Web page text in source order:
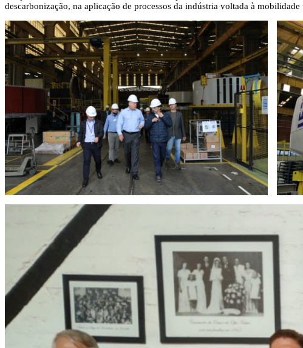
descarbonização, na aplicação de processos da indústria voltada à